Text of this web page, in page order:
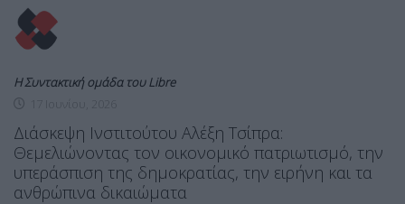
Η Συντακτική ομάδα του Libre
Διάσκεψη Ινστιτούτου Αλέξη Τσίπρα:
Θεμελιώνοντας τον οικονομικό πατριωτισμό, την
υπεράσπιση της δημοκρατίας, την ειρήνη και τα
ανθρώπινα δικαιώματα